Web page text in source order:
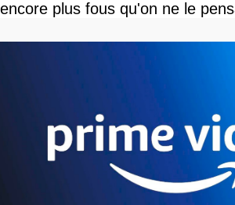
encore plus fous qu'on ne le